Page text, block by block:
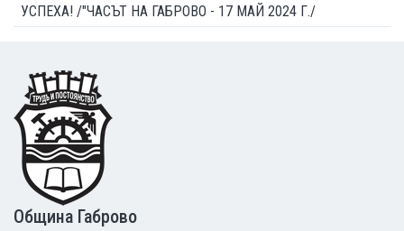
УСПЕХА! /"ЧАСЪТ НА ГАБРОВО - 17 МАЙ 2024 Г./
Footer
Община Габрово